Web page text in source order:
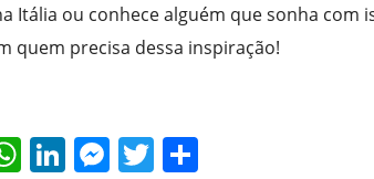
Itália ou conhece alguém que sonha com
quem precisa dessa inspiração!
W Li M T